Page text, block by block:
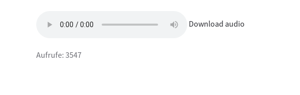
Download audio
Aufrufe: 3547